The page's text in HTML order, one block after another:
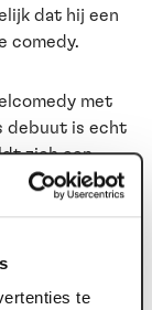
te
dat hij een
comedy.
met
debuut is echt
zich een
om 100